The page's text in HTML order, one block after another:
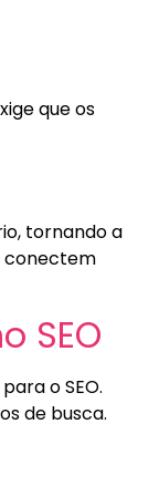
que os
tornando a
conectem
SEO
o SEO.
de busca.